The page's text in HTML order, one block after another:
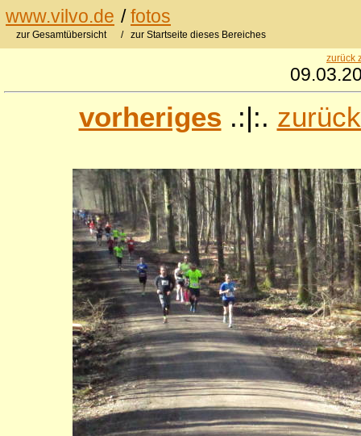
www.vilvo.de /fotos
zur Gesamtübersicht / zur Startseite dieses Bereiches
zurück
vorheriges .:|:.